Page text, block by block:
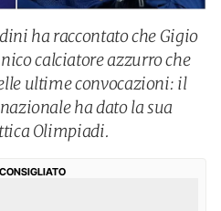
ha raccontato che Gigio
calciatore azzurro che
ultime convocazioni: il
ha dato la sua
Olimpiadi.